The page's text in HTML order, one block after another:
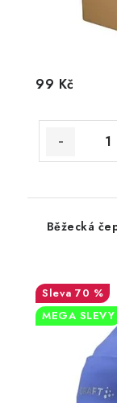
99 Kč
Běžecká
70 %
MEGA SLEVY